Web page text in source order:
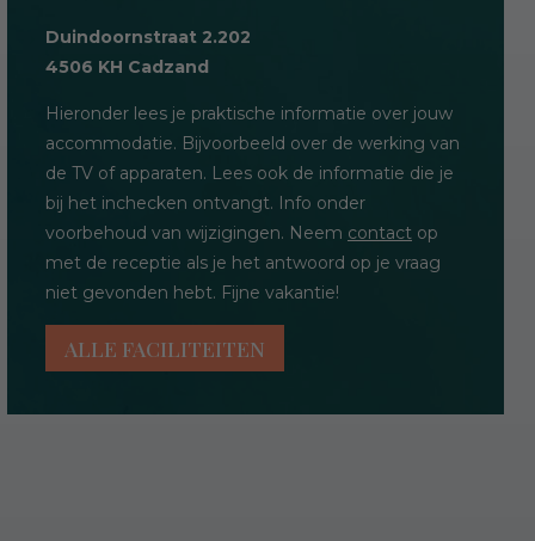
Duindoornstraat 2.202
4506 KH Cadzand
Hieronder lees je praktische informatie over jouw
accommodatie. Bijvoorbeeld over de werking van
de TV of apparaten. Lees ook de informatie die je
bij het inchecken ontvangt. Info onder
voorbehoud van wijzigingen. Neem contact op
met de receptie als je het antwoord op je vraag
niet gevonden hebt. Fijne vakantie!
ALLE FACILITEITEN